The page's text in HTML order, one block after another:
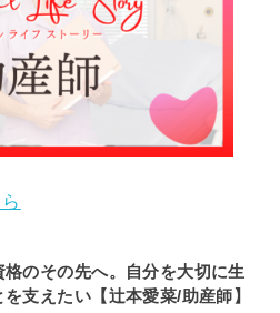
格のその先へ。自分を大切に生
を支えたい【辻本愛菜/助産師】